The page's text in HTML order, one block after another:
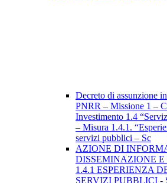
Decreto di assunzione
PNRR – Missione 1 –
Investimento 1.4
– Misura 1.4.1.
servizi pubblici – Sc
AZIONE DI
DISSEMINAZIONE
1.4.1 ESPERIENZA
SERVIZI PUBBLICI -